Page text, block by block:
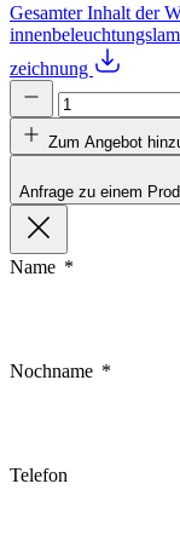
Gesamter Inhalt der
zeichnung
Zum Angebot
Anfrage zu einem
Name
Nochname
Telefon